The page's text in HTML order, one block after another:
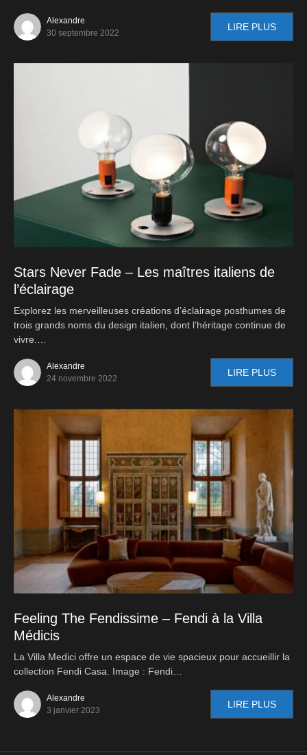
Alexandre
30 septembre 2022
LIRE PLUS
Stars Never Fade – Les maîtres italiens de
l’éclairage
Explorez les merveilleuses créations d’éclairage posthumes de
trois grands noms du design italien, dont l’héritage continue de
vivre.…
Alexandre
24 novembre 2022
LIRE PLUS
Feeling The Fendissime – Fendi à la Villa
Médicis
La Villa Medici offre un espace de vie spacieux pour accueillir la
collection Fendi Casa. Image : Fendi…
Alexandre
3 janvier 2023
LIRE PLUS